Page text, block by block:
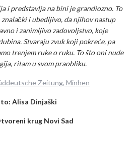
i predstavlja na bini je grandiozno. To
i ubedljivo, da njihov nastup
i zanimljivo zadovoljstvo, koje
Stvaraju zvuk koji pokreće, pa
trenjem ruke o ruku. To što oni nude
ritam u svom praobliku.
Zeitung, Minhen
Alisa Dinjaški
krug Novi Sad